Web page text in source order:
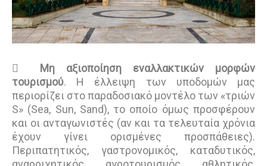

Μη αξιοποίηση εναλλακτικών μορφών
τουρισμού. Η έλλειψη των υποδομών μας
περιορίζει στο παραδοσιακό μοντέλο των «τριών
S» (Sea, Sun, Sand), το οποίο όμως προσφέρουν
και οι ανταγωνιστές (αν και τα τελευταία χρόνια
έχουν γίνει ορισμένες προσπάθειες).
Περιπατητικός, γαστρονομικός, καταδυτικός,